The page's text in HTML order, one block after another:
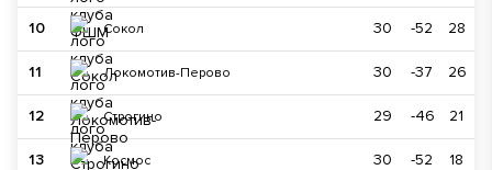
10 Сокол 30 -52 28
11 Локомотив-Перово 30 -37 26
12 Строгино 29 -46 21
13 Космос 30 -52 18